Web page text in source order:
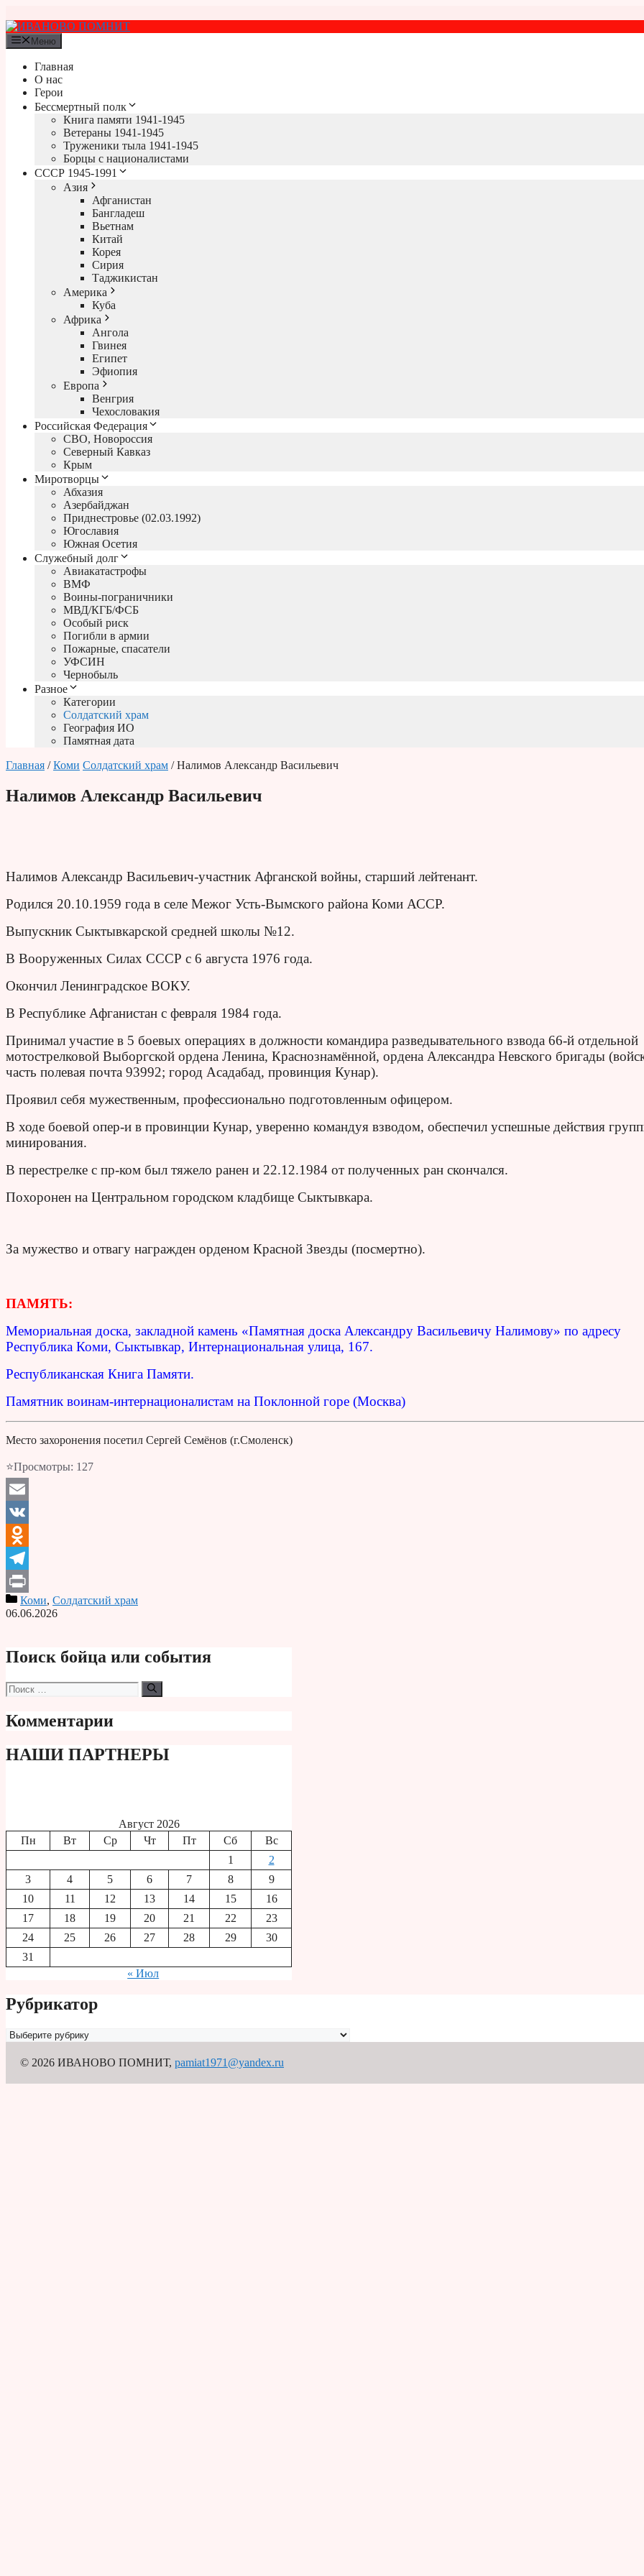
к
содержимому
Меню
Главная
О нас
Герои
Бессмертный полк
Книга памяти 1941-1945
Ветераны 1941-1945
Труженики тыла 1941-1945
Борцы с националистами
СССР 1945-1991
Азия
Афганистан
Бангладеш
Вьетнам
Китай
Корея
Сирия
Таджикистан
Америка
Куба
Африка
Ангола
Гвинея
Египет
Эфиопия
Европа
Венгрия
Чехословакия
Российская Федерация
СВО, Новороссия
Северный Кавказ
Крым
Миротворцы
Абхазия
Азербайджан
Приднестровье (02.03.1992)
Югославия
Южная Осетия
Служебный долг
Авиакатастрофы
ВМФ
Воины-пограничники
МВД/КГБ/ФСБ
Особый риск
Погибли в армии
Пожарные, спасатели
УФСИН
Чернобыль
Разное
Категории
Солдатский храм
География ИО
Памятная дата
Главная /Коми Солдатский храм / Налимов Александр Васильевич
Налимов Александр Васильевич
Налимов Александр Васильевич-участник Афганской войны, старший лейтенант.
Родился 20.10.1959 года в селе Межог Усть-Вымского района Коми АССР.
Выпускник Сыктывкарской средней школы №12.
В Вооруженных Силах СССР с 6 августа 1976 года.
Окончил Ленинградское ВОКУ.
В Республике Афганистан с февраля 1984 года.
Принимал участие в 5 боевых операциях в должности командира разведывательного взвода 66-й отдельной
мотострелковой Выборгской ордена Ленина, Краснознамённой, ордена Александра Невского бригады
часть полевая почта 93992; город Асадабад, провинция Кунар).
Проявил себя мужественным, профессионально подготовленным офицером.
В ходе боевой опер-и в провинции Кунар, уверенно командуя взводом, обеспечил успешные действия
минирования.
В перестрелке с пр-ком был тяжело ранен и 22.12.1984 от полученных ран скончался.
Похоронен на Центральном городском кладбище Сыктывкара.
За мужество и отвагу награжден орденом Красной Звезды (посмертно).
ПАМЯТЬ:
Мемориальная доска, закладной камень «Памятная доска Александру Васильевичу Налимову» по адресу
Республика Коми, Сыктывкар, Интернациональная улица, 167.
Республиканская Книга Памяти.
Памятник воинам-интернационалистам на Поклонной горе (Москва)
Место захоронения посетил Сергей Семёнов (г.Смоленск)
⭐Просмотры: 127
Email
VK
Odnoklassniki
Telegram
PrintКоми, Солдатский храм
06.06.2026
Поиск бойца или события
Поиск:
Комментарии
НАШИ ПАРТНЕРЫ
Август 2026
Пн
Вт Ср Чт Пт Сб
Вс
1
2
3
4 5 6 7 8
9
10
11 12 13 14 15
16
17
18 19 20 21 22
23
24
25 26 27 28 29
30
31
« Июл
Рубрикатор
Рубрикатор
© 2026 ИВАНОВО ПОМНИТ, pamiat1971@yandex.ru